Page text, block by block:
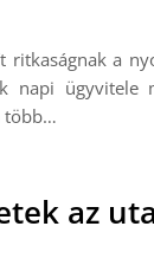
ritkaságnak a
napi ügyvitele
több…
az